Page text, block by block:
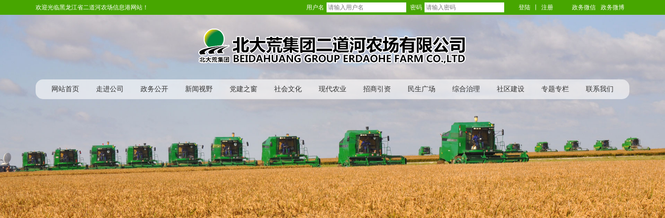
欢迎光临黑龙江省二道河农场信息港网站！ 用户名 密码 登陆 注册 政务微信 政务微博
网站首页 走进公司 政务公开 新闻视野 党建之窗 社会文化 现代农业 招商引资 民生广场 综合治理 社区建设 专题专栏 联系我们